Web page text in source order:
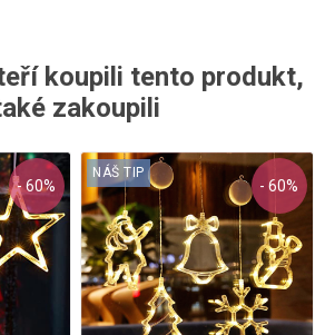
koupili tento produkt,
zakoupili
- 60% - 60%
NÁŠ TIP